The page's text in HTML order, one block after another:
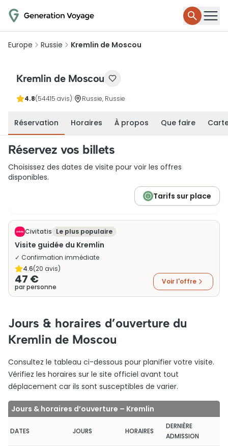
Europe Russie Kremlin de Moscou
Kremlin de Moscou
4.8(54415 avis) Russie, Russie
Réservation Horaires À propos Que faire
Réservez vos billets
Choisissez des dates de visite pour voir les offres
disponibles.
Tarifs sur place
Civitatis Le plus populaire
Visite guidée du Kremlin
✓ Confirmation immédiate
4.6(20 avis)
47 €
par personne
Voir l'offre
Jours & horaires d’ouverture du
Kremlin de Moscou
Consultez le tableau ci-dessous pour planifier votre visite.
Vérifiez les horaires sur le site officiel avant tout
déplacement car ils sont susceptibles de varier.
Jours & horaires d’ouverture – Kremlin
DATES JOURS HORAIRES
DERNIÈRE
ADMISSION